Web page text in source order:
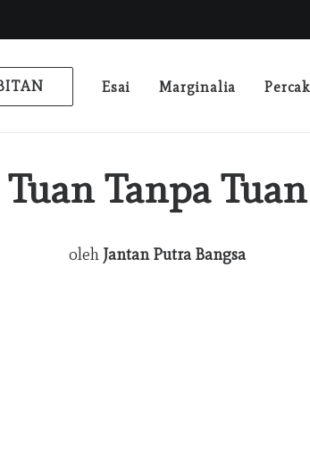
Esai Marginalia
Tuan Tanpa Tuan
oleh Jantan Putra Bangsa